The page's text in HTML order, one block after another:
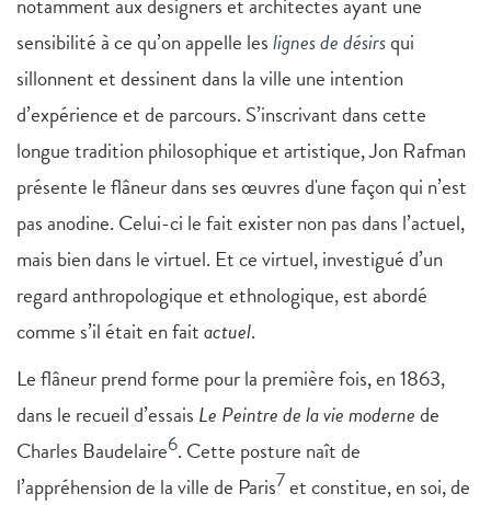
sensibilité à ce qu’on appelle leslignes de désirsqui
sillonnent et dessinent dans la ville une intention
d’expérience et de parcours. S’inscrivant dans cette
longue tradition philosophique et artistique, Jon Rafman
présente le flâneur dans ses œuvres d'une façon qui n’est
pas anodine. Celui-ci le fait exister non pas dans l’actuel,
mais bien dans le virtuel. Et ce virtuel, investigué d’un
regard anthropologique et ethnologique, est abordé
comme s’il était en faitactuel.
Le flâneur prend forme pour la première fois, en 1863,
dans le recueil d’essais Le Peintre de la vie modernede
Charles Baudelaire6. Cette posture naît de
l’appréhension de la ville de Paris7et constitue, en soi, de